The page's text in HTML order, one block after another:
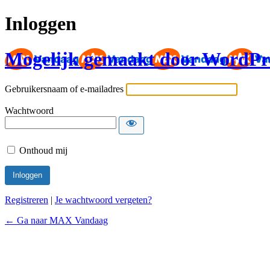
Inloggen
Mogelijk gemaakt door
Gebruikersnaam of e-mailadres
Wachtwoord
Onthoud mij
Registreren | Je wachtwoord vergeten?
← Ga naar MAX Vandaag